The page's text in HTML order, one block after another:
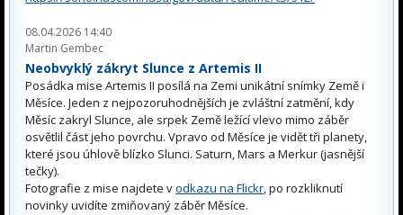
08.04.2026 14:40
Martin Gembec
Neobvyklý zákryt Slunce z Artemis II
Posádka mise Artemis II posílá na Zemi unikátní snímky Země i
Měsíce. Jeden z nejpozoruhodnějších je zvláštní zatmění, kdy
Měsíc zakryl Slunce, ale srpek Země ležící vlevo mimo záběr
osvětlil část jeho povrchu. Vpravo od Měsíce je vidět tři planety,
které jsou úhlově blízko Slunci. Saturn, Mars a Merkur (jasnější
tečky).
Fotografie z mise najdete vodkazu na Flickr, po rozkliknutí
novinky uvidíte zmiňovaný záběr Měsíce.